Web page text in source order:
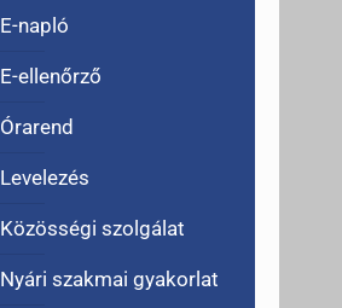
E-napló
E-ellenőrző
Órarend
Levelezés
Közösségi szolgálat
Nyári szakmai gyakorlat